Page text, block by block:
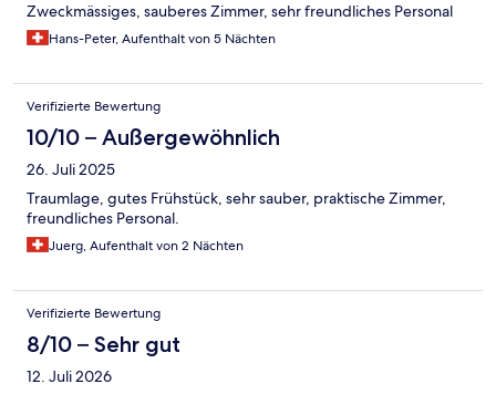
Zweckmässiges, sauberes Zimmer, sehr freundliches Personal
Hans-Peter, Aufenthalt von 5 Nächten
Verifizierte Bewertung
10/10 – Außergewöhnlich
26. Juli 2025
Traumlage, gutes Frühstück, sehr sauber, praktische Zimmer,
freundliches Personal.
Juerg, Aufenthalt von 2 Nächten
Verifizierte Bewertung
8/10 – Sehr gut
12. Juli 2026